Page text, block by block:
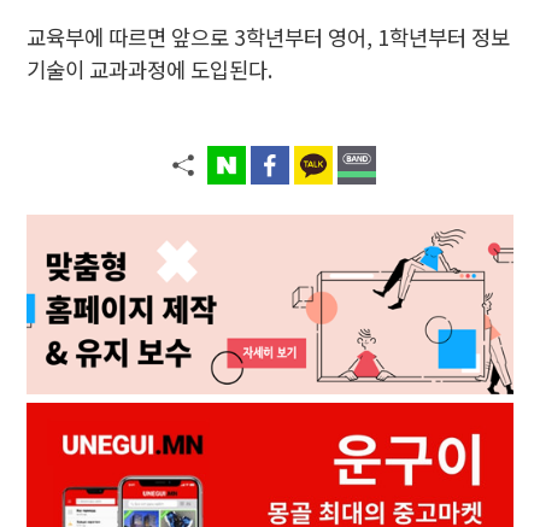
교육부에 따르면 앞으로 3학년부터 영어, 1학년부터 정보
기술이 교과과정에 도입된다.